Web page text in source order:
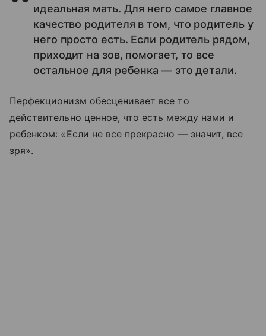
идеальная мать. Для него самое главное
качество родителя в том, что родитель у
него просто есть. Если родитель рядом,
приходит на зов, помогает, то все
остальное для ребенка — это детали.
Перфекционизм обесценивает все то
действительно ценное, что есть между нами и
ребенком: «Если не все прекрасно — значит, все
зря».